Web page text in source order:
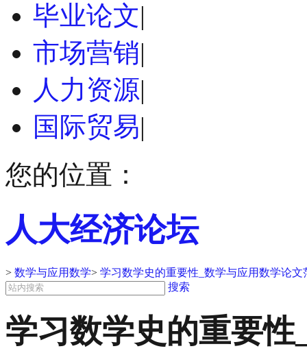
毕业论文|
市场营销|
人力资源|
国际贸易|
您的位置：
人大经济论坛
> 数学与应用数学> 学习数学史的重要性_数学与应用数学论文
搜索
学习数学史的重要